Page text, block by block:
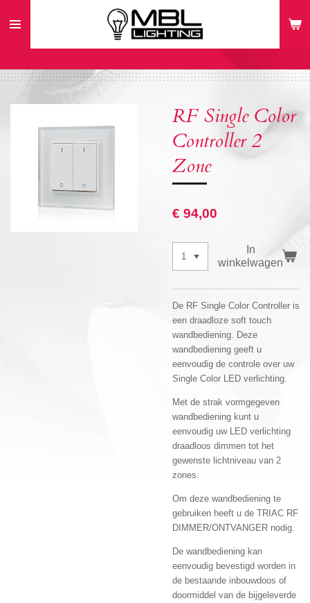
direct
hoofdinhoud
RF Single Color
Controller 2
Zone
€ 94,00
In
winkelwagen
De RF Single Color Controller is
een draadloze soft touch
wandbediening. Deze
wandbediening geeft u
eenvoudig de controle over uw
Single Color LED verlichting.
Met de strak vormgegeven
wandbediening kunt u
eenvoudig uw LED verlichting
draadloos dimmen tot het
gewenste lichtniveau van 2
zones.
Om deze wandbediening te
gebruiken heeft u de TRIAC RF
DIMMER/ONTVANGER nodig.
De wandbediening kan
eenvoudig bevestigd worden in
de bestaande inbouwdoos of
doormiddel van de bijgeleverde